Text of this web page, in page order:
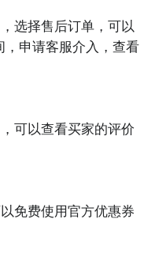
各类精选商品，包括
。网易严选注重产品
质的购物选择。
到各类美妆产品和个
的品牌和产品选择，
的商品。
选择售后订单，可以
申请客服介入，查看
可以查看买家的评价
免费使用官方优惠券